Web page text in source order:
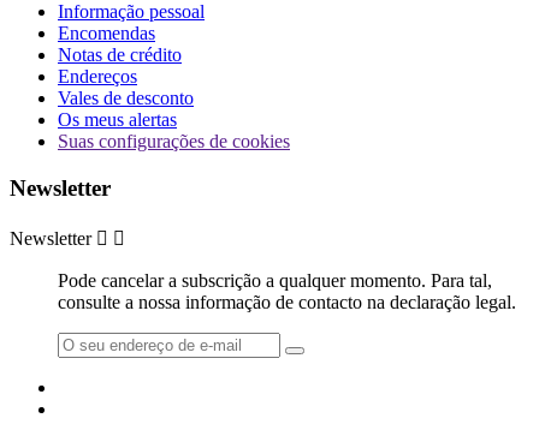
Informação pessoal
Encomendas
Notas de crédito
Endereços
Vales de desconto
Os meus alertas
Suas configurações de cookies
Newsletter
Newsletter  
Pode cancelar a subscrição a qualquer momento. Para tal,
consulte a nossa informação de contacto na declaração legal.